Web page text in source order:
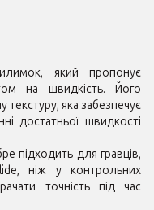
який пропонує
на швидкість. Його
текстуру, яка забезпечує
достатньої швидкості
підходить для гравців,
ніж у контрольних
точність під час